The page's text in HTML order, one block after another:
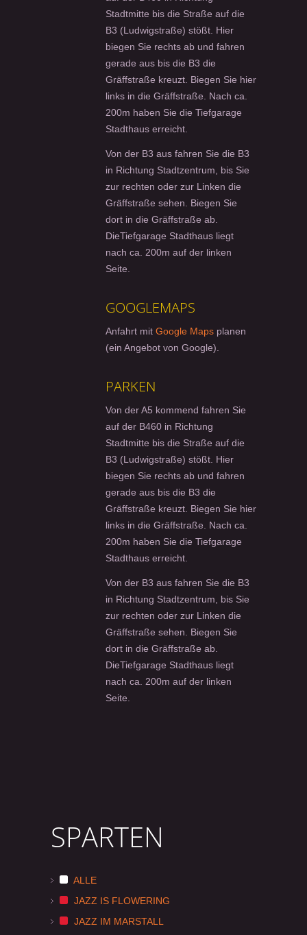
Stadtmitte bis die Straße auf die
B3 (Ludwigstraße) stößt. Hier
biegen Sie rechts ab und fahren
gerade aus bis die B3 die
Gräffstraße kreuzt. Biegen Sie hier
links in die Gräffstraße. Nach ca.
200m haben Sie die Tiefgarage
Stadthaus erreicht.
Von der B3 aus fahren Sie die B3
in Richtung Stadtzentrum, bis Sie
zur rechten oder zur Linken die
Gräffstraße sehen. Biegen Sie
dort in die Gräffstraße ab.
DieTiefgarage Stadthaus liegt
nach ca. 200m auf der linken
Seite.
GOOGLEMAPS
Anfahrt mit Google Maps planen
(ein Angebot von Google).
PARKEN
Von der A5 kommend fahren Sie
auf der B460 in Richtung
Stadtmitte bis die Straße auf die
B3 (Ludwigstraße) stößt. Hier
biegen Sie rechts ab und fahren
gerade aus bis die B3 die
Gräffstraße kreuzt. Biegen Sie hier
links in die Gräffstraße. Nach ca.
200m haben Sie die Tiefgarage
Stadthaus erreicht.
Von der B3 aus fahren Sie die B3
in Richtung Stadtzentrum, bis Sie
zur rechten oder zur Linken die
Gräffstraße sehen. Biegen Sie
dort in die Gräffstraße ab.
DieTiefgarage Stadthaus liegt
nach ca. 200m auf der linken
Seite.
SPARTEN
ALLE
JAZZ IS FLOWERING
JAZZ IM MARSTALL